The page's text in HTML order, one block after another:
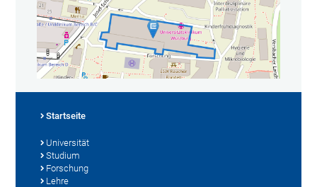
Startseite
Universität
Studium
Forschung
Lehre